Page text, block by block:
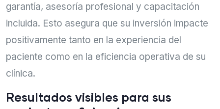
garantía, asesoría profesional y capacitación
incluida. Esto asegura que su inversión impacte
positivamente tanto en la experiencia del
paciente como en la eficiencia operativa de su
clínica.
Resultados visibles para sus